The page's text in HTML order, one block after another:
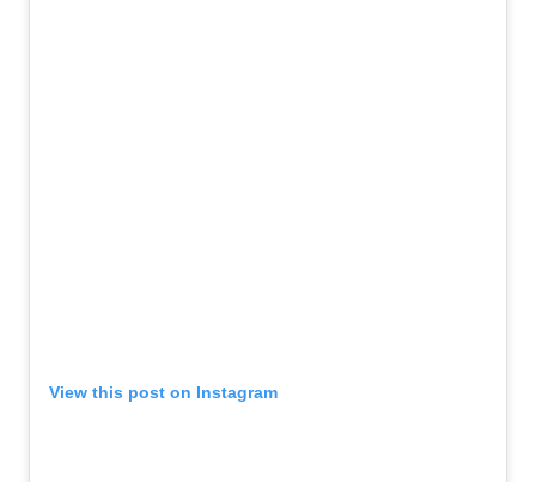
View this post on Instagram